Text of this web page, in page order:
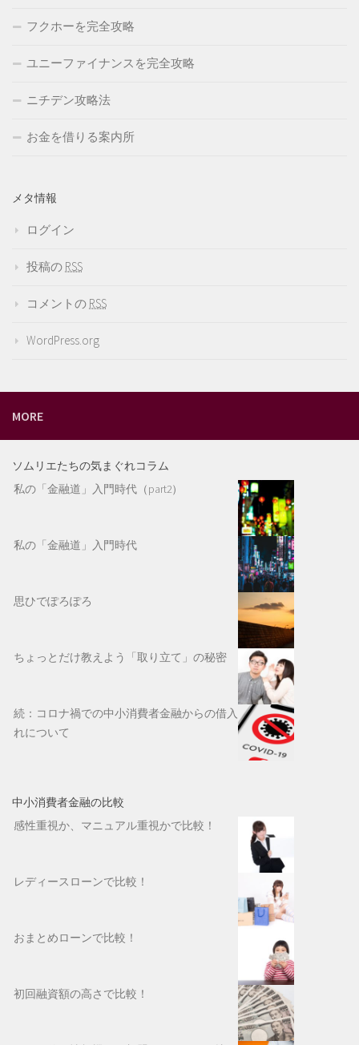
フクホーを完全攻略
ユニーファイナンスを完全攻略
ニチデン攻略法
お金を借りる案内所
メタ情報
ログイン
投稿の RSS
コメントの RSS
WordPress.org
MORE
ソムリエたちの気まぐれコラム
私の「金融道」入門時代（part2）
私の「金融道」入門時代
思ひでぽろぽろ
ちょっとだけ教えよう「取り立て」の秘密
続：コロナ禍での中小消費者金融からの借入
れについて
中小消費者金融の比較
感性重視か、マニュアル重視かで比較！
レディースローンで比較！
おまとめローンで比較！
初回融資額の高さで比較！